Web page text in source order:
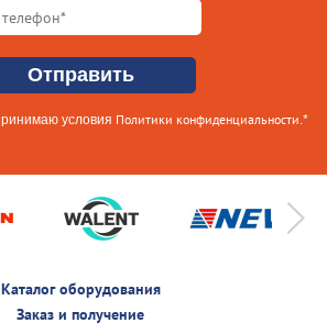
условия Политики конфиденциальности .*
Каталог оборудования
Заказ и получение